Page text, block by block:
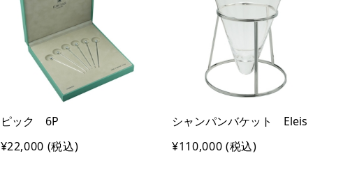
ピック 6P
¥22,000 (税込)
シャンパンバケット Eleis
¥110,000 (税込)